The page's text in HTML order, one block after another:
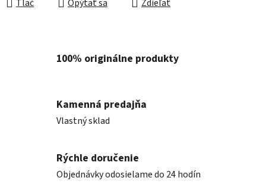
Tlač Opýtať sa Zdieľať
100% originálne produkty
Kamenná predajňa
Vlastný sklad
Rýchle doručenie
Objednávky odosielame do 24 hodín